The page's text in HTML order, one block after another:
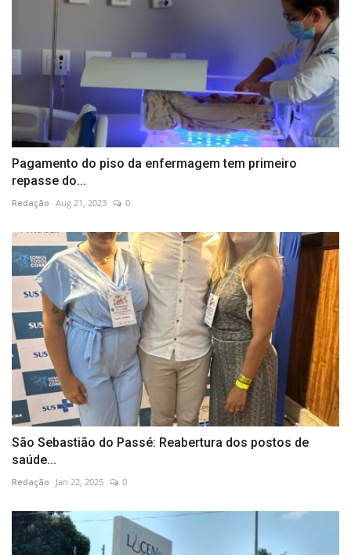
Pagamento do piso da enfermagem tem primeiro
repasse do...
Redação Aug 21, 2023 0
São Sebastião do Passé: Reabertura dos postos de
saúde...
Redação Jan 22, 2025 0